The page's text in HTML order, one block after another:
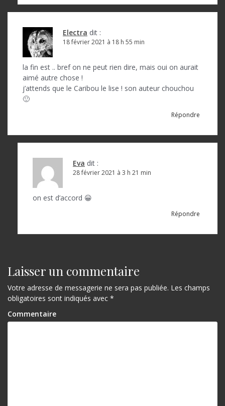
l
Electra dit :
18 février 2021 à 18 h 55 min
la fin est .. bref on ne peut rien dire, mais oui on aurait
aimé autre chose !
j’attends que le Caribou le lise ! son auteur chouchou
🙂
Répondre
Eva dit :
28 février 2021 à 3 h 21 min
on est d’accord 😀
Répondre
Laisser un commentaire
Votre adresse de messagerie ne sera pas publiée. Les champs
obligatoires sont indiqués avec *
Commentaire